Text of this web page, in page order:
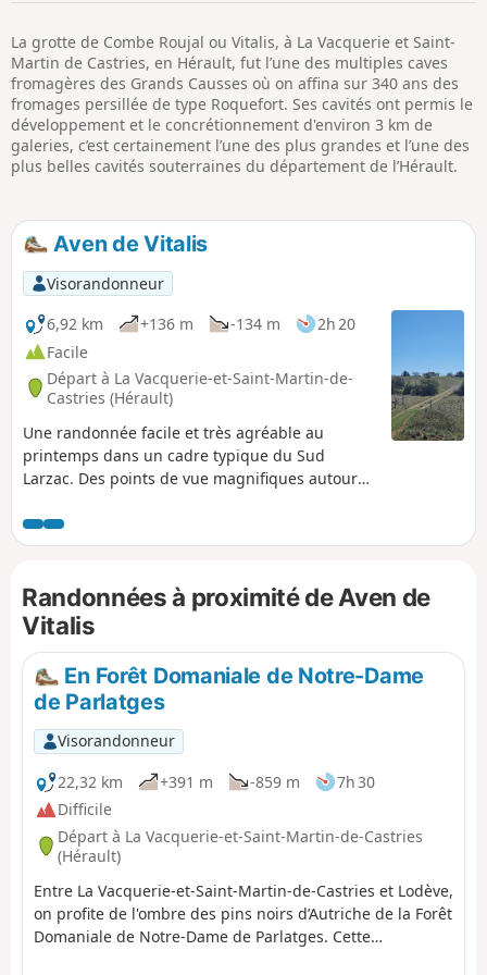
La grotte de Combe Roujal ou Vitalis, à La Vacquerie et Saint-
Martin de Castries, en Hérault, fut l’une des multiples caves
fromagères des Grands Causses où on affina sur 340 ans des
fromages persillée de type Roquefort. Ses cavités ont permis le
développement et le concrétionnement d'environ 3 km de
galeries, c’est certainement l’une des plus grandes et l’une des
plus belles cavités souterraines du département de l’Hérault.
Aven de Vitalis
Visorandonneur
6,92 km
+136 m -134 m
2h 20
Facile
Départ à La Vacquerie-et-Saint-Martin-de-
Castries (Hérault)
Une randonnée facile et très agréable au
printemps dans un cadre typique du Sud
Larzac. Des points de vue magnifiques autour
découvrir plusieurs lieux atypiques : la cave
"Aven de Vitalis", la source du Goutal et un
Randonnées à proximité de Aven de
Vitalis
En Forêt Domaniale de Notre-Dame
de Parlatges
Visorandonneur
22,32 km
+391 m -859 m
7h 30
Difficile
Départ à La Vacquerie-et-Saint-Martin-de-Castries
(Hérault)
Entre La Vacquerie-et-Saint-Martin-de-Castries et Lodève,
on profite de l'ombre des pins noirs d’Autriche de la Forêt
Domaniale de Notre-Dame de Parlatges. Cette